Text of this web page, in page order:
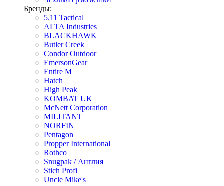
Бренды:
5.11 Tactical
ALTA Industries
BLACKHAWK
Butler Creek
Condor Outdoor
EmersonGear
Entire M
Hatch
High Peak
KOMBAT UK
McNett Corporation
MILITANT
NORFIN
Pentagon
Propper International
Rothco
Snugpak / Англия
Stich Profi
Uncle Mike's